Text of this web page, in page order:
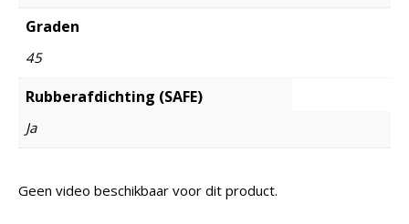
Graden
45
Rubberafdichting (SAFE)
Ja
Geen video beschikbaar voor dit product.